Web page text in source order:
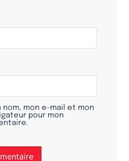
nom, mon e-mail et mon
pour mon